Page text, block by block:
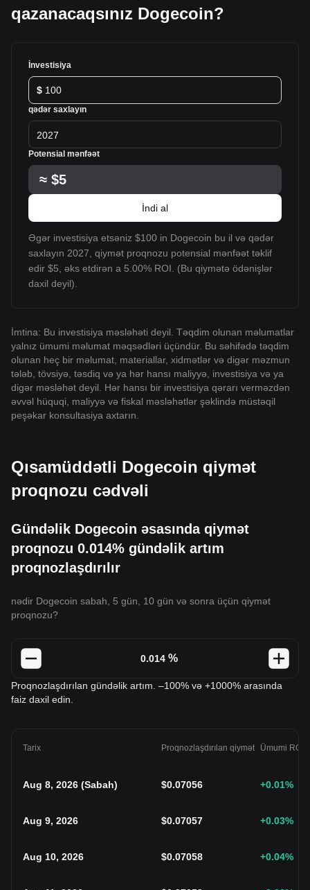
qazanacaqsınız Dogecoin?
İnvestisiya
$
qədər saxlayın
2027
Potensial mənfəət
≈ $5
İndi al
Əgər investisiya etsəniz $100 in Dogecoin bu il və qədər
saxlayın 2027, qiymət proqnozu potensial mənfəət təklif
edir $5, əks etdirən a 5.00% ROI. (Bu qiymətə ödənişlər
daxil deyil).
İmtina: Bu investisiya məsləhəti deyil. Təqdim olunan məlumatlar
yalnız ümumi məlumat məqsədləri üçündür. Bu səhifədə təqdim
olunan heç bir məlumat, materiallar, xidmətlər və digər məzmun
tələb, tövsiyə, təsdiq və ya hər hansı maliyyə, investisiya və ya
digər məsləhət deyil. Hər hansı bir investisiya qərarı verməzdən
əvvəl hüquqi, maliyyə və fiskal məsləhətlər şəklində müstəqil
peşəkar konsultasiya axtarın.
Qısamüddətli Dogecoin qiymət
proqnozu cədvəli
Gündəlik Dogecoin əsasında qiymət
proqnozu 0.014% gündəlik artım
proqnozlaşdırılır
nədir Dogecoin sabah, 5 gün, 10 gün və sonra üçün qiymət
proqnozu?
%
Proqnozlaşdırılan gündəlik artım. –100% və +1000% arasında
faiz daxil edin.
Tarix Proqnozlaşdırılan qiymət Ümumi ROI
Aug 8, 2026 (Sabah) $0.07056 +0.01%
Aug 9, 2026 $0.07057 +0.03%
Aug 10, 2026 $0.07058 +0.04%